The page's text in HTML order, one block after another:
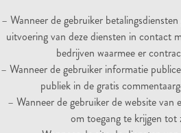
– Wanneer de gebruiker
uitvoering van deze diensten in contact
bedrijven waarmee er
– Wanneer de gebruiker informatie
publiek in de gratis
– Wanneer de gebruiker de website van
om toegang te krijgen tot